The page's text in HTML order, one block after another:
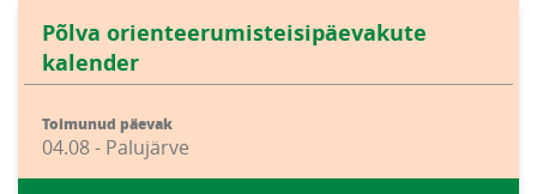
Põlva orienteerumisteisipäevakute
kalender
Toimunud päevak
04.08 - Palujärve